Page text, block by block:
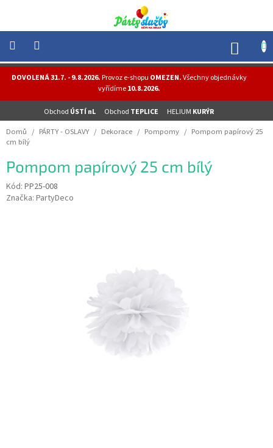
obsah
DOVOLENÁ 31.7. - 9.8.2026.Provoz e-shopu OMEZEN.Všechny objednávky
vyřídíme10.8.2026.
Obchod ÚSTÍ nL Obchod TEPLICE HELIUM KURÝR
NOVINKY
HELIUM
-
OSLAVY
MASKY
Domů / PÁRTY - OSLAVY / Dekorace / Pompomy / Pompom papírový 25
cm bílý
Pompom papírový 25 cm bílý
Kód: PP25-008
Značka: PartyDeco